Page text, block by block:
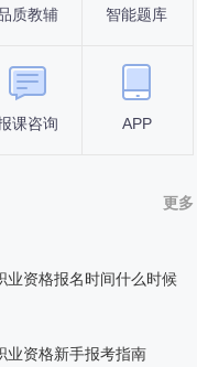
质教辅 智能题库
课咨询 APP
更多
业资格报名时间什么时候
业资格新手报考指南